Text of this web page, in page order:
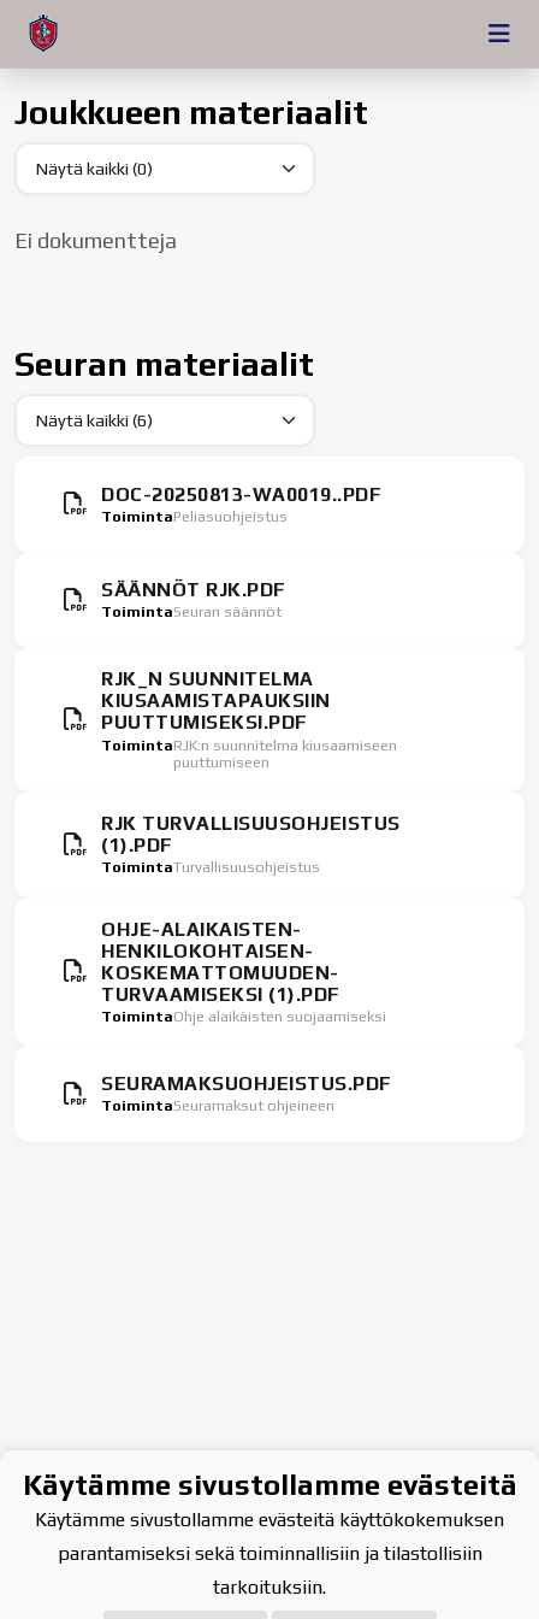
Joukkueen materiaalit
Ei dokumentteja
Seuran materiaalit
DOC-20250813-WA0019..PDF
ToimintaPeliasuohjeistus
SÄÄNNÖT RJK.PDF
ToimintaSeuran säännöt
RJK_N SUUNNITELMA
KIUSAAMISTAPAUKSIIN
PUUTTUMISEKSI.PDF
ToimintaRJK:n suunnitelma kiusaamiseen
puuttumiseen
RJK TURVALLISUUSOHJEISTUS
(1).PDF
ToimintaTurvallisuusohjeistus
OHJE-ALAIKAISTEN-
HENKILOKOHTAISEN-
KOSKEMATTOMUUDEN-
TURVAAMISEKSI (1).PDF
ToimintaOhje alaikäisten suojaamiseksi
SEURAMAKSUOHJEISTUS.PDF
ToimintaSeuramaksut ohjeineen
Käytämme sivustollamme evästeitä
Käytämme sivustollamme evästeitä käyttökokemuksen
parantamiseksi sekä toiminnallisiin ja tilastollisiin
tarkoituksiin.